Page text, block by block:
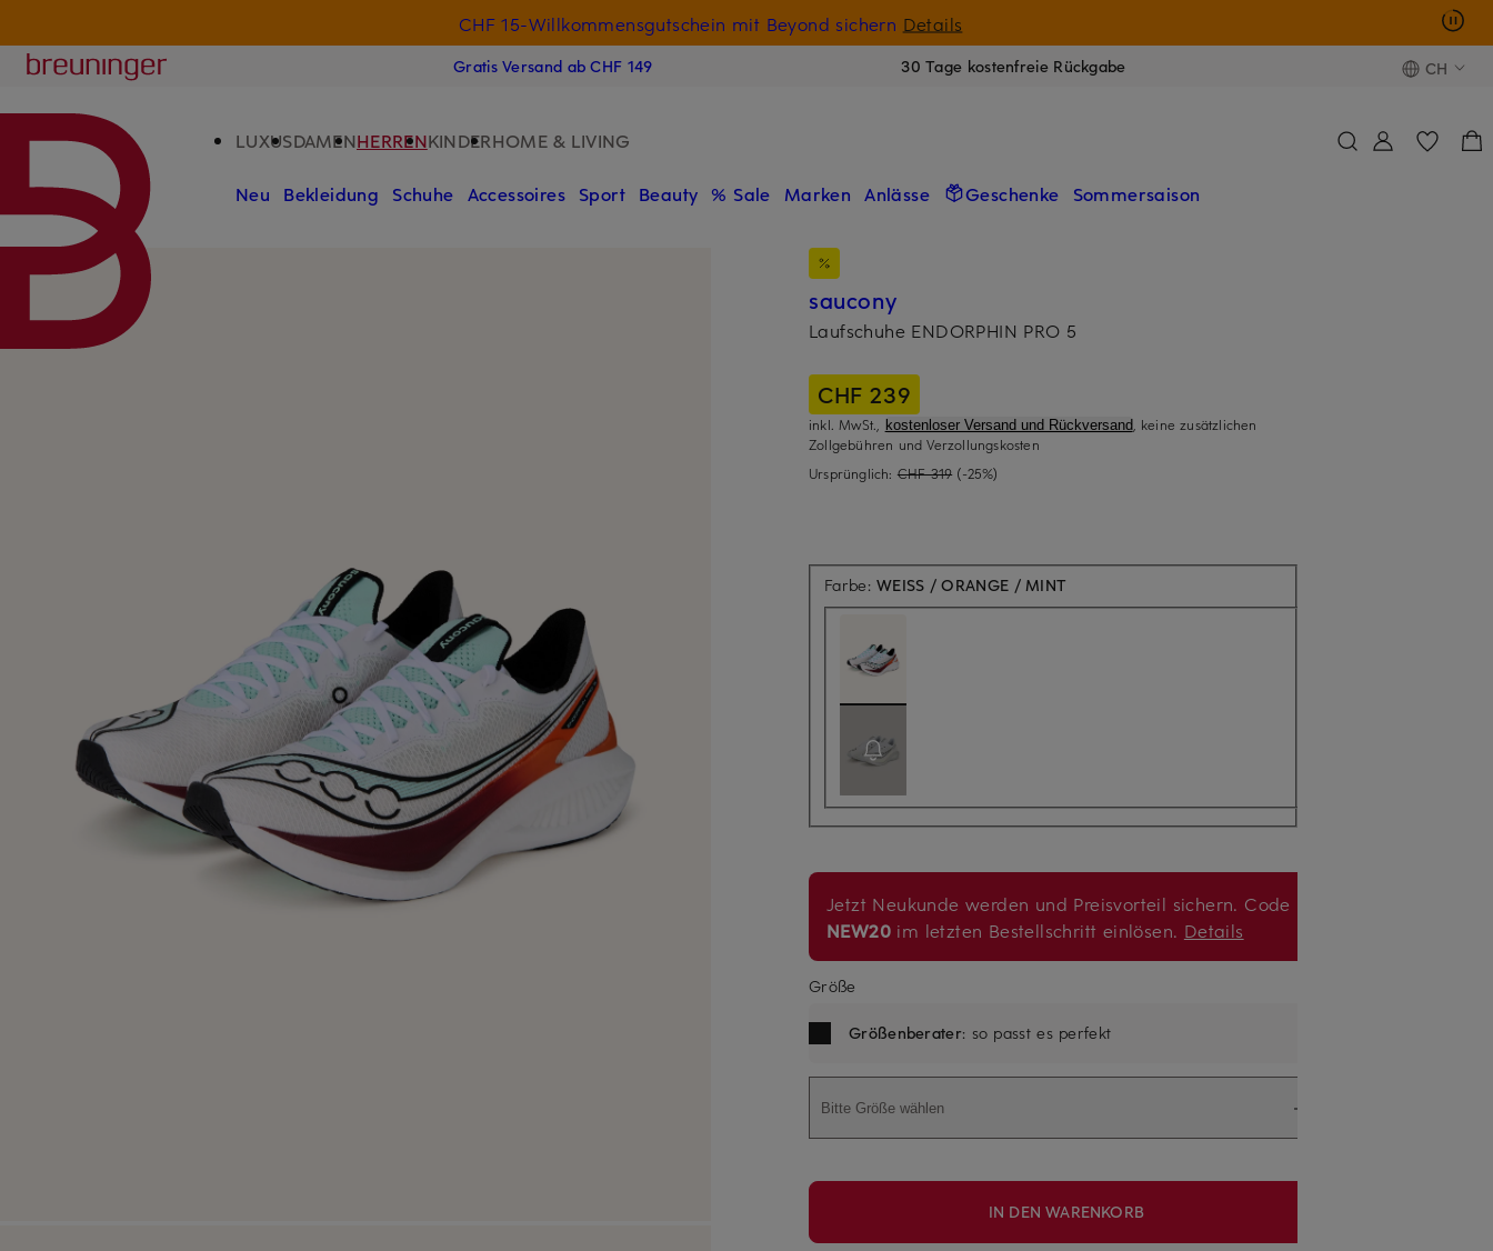
CHF 15-Willkommensgutschein mit Beyond sichern Details
Breuninger
Gratis Versand ab CHF 149 30 Tage kostenfreie Rückgabe CH
LUXUSDAMENHERRENKINDERHOME & LIVING
Neu Bekleidung Schuhe Accessoires Sport Beauty % Sale Marken Anlässe Geschenke Sommersaison
saucony
Laufschuhe ENDORPHIN PRO 5
CHF 239
inkl. MwSt., kostenloser Versand und Rückversand, keine zusätzlichen
Zollgebühren und Verzollungskosten
Ursprünglich: CHF 319 (-25%)
Farbe:WEISS / ORANGE / MINT
Jetzt Neukunde werden und Preisvorteil sichern. Code
NEW20 im letzten Bestellschritt einlösen. Details
Größe
Größenberater: so passt es perfekt
Bitte Größe wählen
IN DEN WARENKORB